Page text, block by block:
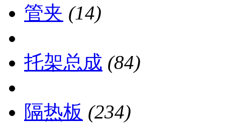
管夹 (14)
托架总成 (84)
隔热板 (234)